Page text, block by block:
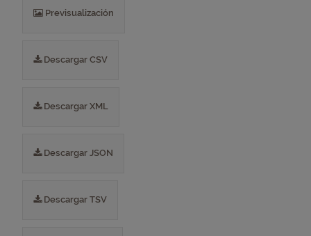
Previsualización
Descargar CSV
Descargar XML
Descargar JSON
Descargar TSV